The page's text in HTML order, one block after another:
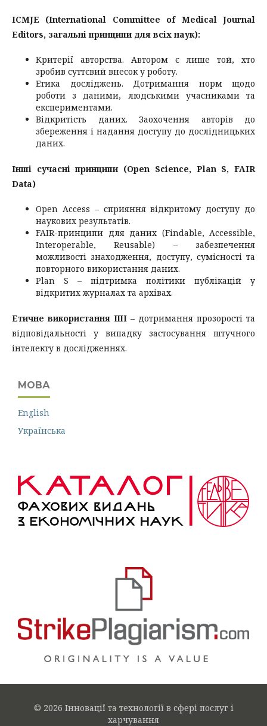
ICMJE (International Committee of Medical Journal
Editors, загальні принципи для всіх наук):
Критерії авторства. Автором є лише той, хто
зробив суттєвий внесок у роботу.
Етика досліджень. Дотримання норм щодо
роботи з даними, людськими учасниками та
експериментами.
Відкритість даних. Заохочення авторів до
збереження і надання доступу до дослідницьких
даних.
Інші сучасні принципи (Open Science, Plan S, FAIR
Data)
Open Access – сприяння відкритому доступу до
наукових результатів.
FAIR-принципи для даних (Findable, Accessible,
Interoperable, Reusable) – забезпечення
можливості знаходження, доступу, сумісності та
повторного використання даних.
Plan S – підтримка політики публікацій у
відкритих журналах та архівах.
Етичне використання ШІ – дотримання прозорості та
відповідальності у випадку застосування штучного
інтелекту в дослідженнях.
МОВА
English
Українська
© 2026 Інновації та технології в сфері послуг і
харчування